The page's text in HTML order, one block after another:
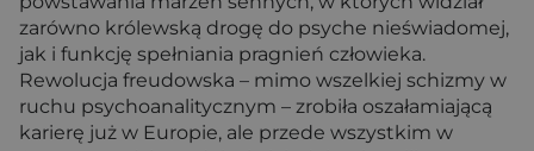
zarówno królewską drogę do psyche nieświadomej,
jak i funkcję spełniania pragnień człowieka.
Rewolucja freudowska – mimo wszelkiej schizmy w
ruchu psychoanalitycznym – zrobiła oszałamiającą
karierę już w Europie, ale przede wszystkim w